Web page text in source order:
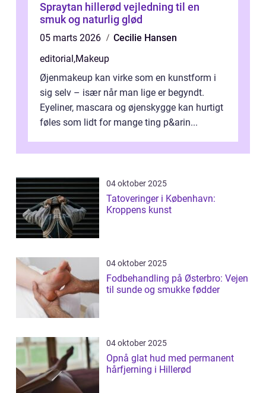
Spraytan hillerød vejledning til en
smuk og naturlig glød
05 marts 2026
Cecilie Hansen
editorial,Makeup
Øjenmakeup kan virke som en kunstform i
sig selv – især når man lige er begyndt.
Eyeliner, mascara og øjenskygge kan hurtigt
føles som lidt for mange ting p&arin...
04 oktober 2025
Tatoveringer i København:
Kroppens kunst
04 oktober 2025
Fodbehandling på Østerbro: Vejen
til sunde og smukke fødder
04 oktober 2025
Opnå glat hud med permanent
hårfjerning i Hillerød